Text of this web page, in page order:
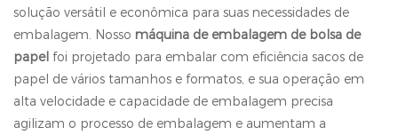
solução versátil e econômica para suas necessidades de
embalagem. Nosso máquina de embalagem de bolsa de
papel foi projetado para embalar com eficiência sacos de
papel de vários tamanhos e formatos, e sua operação em
alta velocidade e capacidade de embalagem precisa
agilizam o processo de embalagem e aumentam a